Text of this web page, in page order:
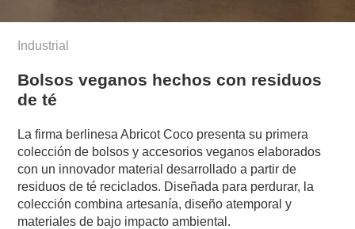
Industrial
Bolsos veganos hechos con residuos
de té
La firma berlinesa Abricot Coco presenta su primera
colección de bolsos y accesorios veganos elaborados
con un innovador material desarrollado a partir de
residuos de té reciclados. Diseñada para perdurar, la
colección combina artesanía, diseño atemporal y
materiales de bajo impacto ambiental.